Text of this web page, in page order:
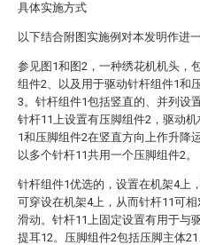
具体实施方式
以下结合附图实施例对本发明作进
参见图1和图2，一种绣花机机头，
组件2、以及用于驱动针杆组件1和
3。针杆组件1包括竖直的、并列设
针杆11上设置有压脚组件2，驱动
1和压脚组件2在竖直方向上作升降
以多个针杆11共用一个压脚组件2。
针杆组件1优选的，设置在机架4上
可穿设在机架4上，从而针杆11可
滑动。针杆11上固定设置有用于与
提耳12。压脚组件2包括压脚主体